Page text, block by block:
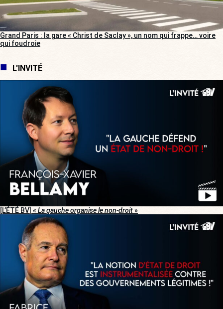
Grand Paris : la gare « Christ de Saclay », un nom qui frappe… voire
qui foudroie
L'INVITÉ
[L’ÉTÉ BV] « La gauche organise le non-droit»